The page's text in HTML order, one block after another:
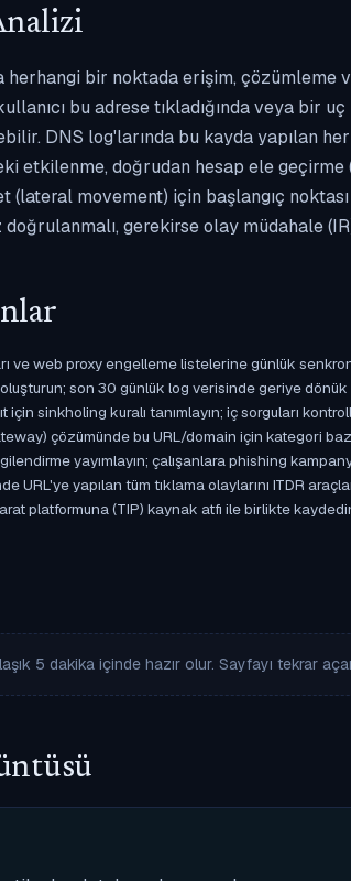
herhangi bir noktada erişim,
bu adrese tıkladığında veya bir
DNS log'larında bu kayda yapılan
etkilenme, doğrudan hesap ele
movement) için başlangıç
gerekirse olay müdahale
ve web proxy engelleme listelerine günlük
son 30 günlük log verisinde geriye dönük
için sinkholing kuralı tanımlayın; iç sorguları
çözümünde bu URL/domain için kategori
yayımlayın; çalışanlara phishing
yapılan tüm tıklama olaylarını ITDR
platformuna (TIP) kaynak atfı ile birlikte
5 dakika içinde hazır olur. Sayfayı tekrar